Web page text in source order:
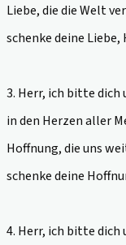
Liebe, die die Welt
schenke deine Liebe,
3. Herr, ich bitte dich
in den Herzen aller
Hoffnung, die uns
schenke deine
4. Herr, ich bitte dich